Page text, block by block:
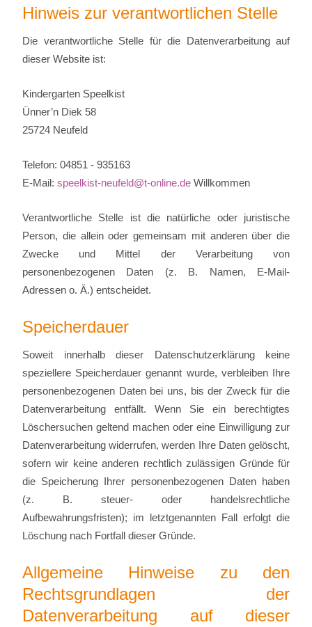
Hinweis zur verantwortlichen Stelle
Die verantwortliche Stelle für die Datenverarbeitung auf
dieser Website ist:
Kindergarten Speelkist
Ünner’n Diek 58
25724 Neufeld
Telefon: 04851 - 935163
E-Mail: speelkist-neufeld@t-online.de Willkommen
Verantwortliche Stelle ist die natürliche oder juristische
Person, die allein oder gemeinsam mit anderen über die
Zwecke und Mittel der Verarbeitung von
personenbezogenen Daten (z. B. Namen, E-Mail-
Adressen o. Ä.) entscheidet.
Speicherdauer
Soweit innerhalb dieser Datenschutzerklärung keine
speziellere Speicherdauer genannt wurde, verbleiben Ihre
personenbezogenen Daten bei uns, bis der Zweck für die
Datenverarbeitung entfällt. Wenn Sie ein berechtigtes
Löschersuchen geltend machen oder eine Einwilligung zur
Datenverarbeitung widerrufen, werden Ihre Daten gelöscht,
sofern wir keine anderen rechtlich zulässigen Gründe für
die Speicherung Ihrer personenbezogenen Daten haben
(z. B. steuer- oder handelsrechtliche
Aufbewahrungsfristen); im letztgenannten Fall erfolgt die
Löschung nach Fortfall dieser Gründe.
Allgemeine Hinweise zu den
Rechtsgrundlagen der
Datenverarbeitung auf dieser